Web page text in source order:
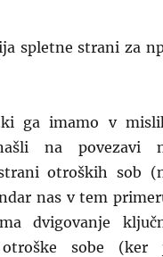
spletne strani za
ki ga imamo v
na povezavi
otroških sob
nas v tem
dvigovanje
otroške sobe (ker